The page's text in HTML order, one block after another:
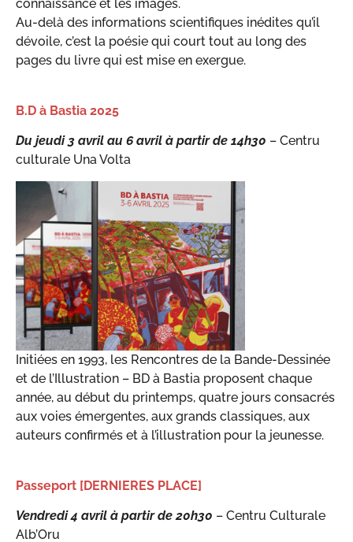
connaissance et les images.
Au-delà des informations scientifiques inédites qu’il
dévoile, c’est la poésie qui court tout au long des
pages du livre qui est mise en exergue.
B.D à Bastia 2025
Du jeudi 3 avril au 6 avril à partir de 14h30 – Centru
culturale Una Volta
Initiées en 1993, les Rencontres de la Bande-Dessinée
et de l’Illustration – BD à Bastia proposent chaque
année, au début du printemps, quatre jours consacrés
aux voies émergentes, aux grands classiques, aux
auteurs confirmés et à l’illustration pour la jeunesse.
Passeport [DERNIERES PLACE]
Vendredi 4 avril à partir de 20h30 – Centru Culturale
Alb’Oru